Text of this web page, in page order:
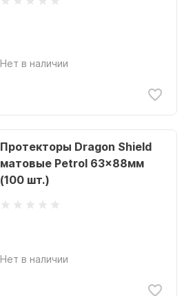
Нет в наличии
Протекторы Dragon Shield
матовые Petrol 63x88мм
(100 шт.)
Нет в наличии